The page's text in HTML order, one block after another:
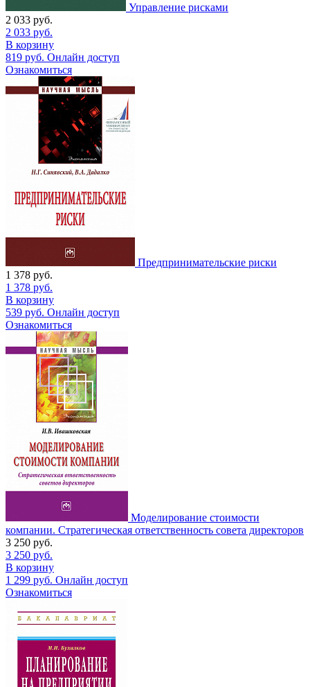
Управление рисками
2 033 руб.
2 033 руб.
В корзину
819 руб. Онлайн доступ
Ознакомиться
Предпринимательские риски
1 378 руб.
1 378 руб.
В корзину
539 руб. Онлайн доступ
Ознакомиться
Моделирование стоимости
компании. Стратегическая ответственность совета директоров
3 250 руб.
3 250 руб.
В корзину
1 299 руб. Онлайн доступ
Ознакомиться